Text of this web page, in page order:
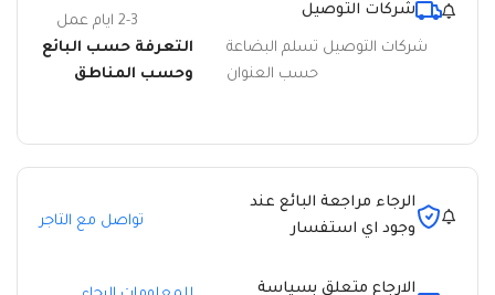
شركات التوصيل
شركات التوصيل تسلم البضاعة
حسب العنوان
2-3 ايام عمل
التعرفة حسب البائع
وحسب المناطق
الرجاء مراجعة البائع عند
وجود اي استفسار
تواصل مع التاجر
الارجاع متعلق بسياسة